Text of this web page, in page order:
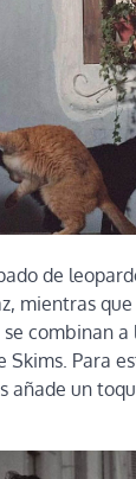
de
mientras
combinan a
Skims. Para
añade un